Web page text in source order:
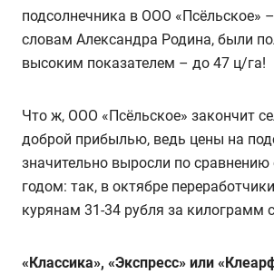
подсолнечника в ООО «Псёльское»
словам Александра Родина, были
высоким показателем – до 47 ц/га!
Что ж, ООО «Псёльское» закончит
доброй прибылью, ведь цены на
значительно выросли по
годом: так, в октябре
курянам 31-34 рубля за килограмм
«Классика», «Экспресс» или